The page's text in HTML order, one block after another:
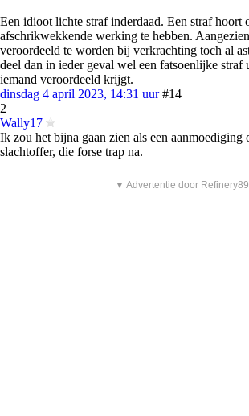
Een idioot lichte straf inderdaad. Een straf hoort
afschrikwekkende werking te hebben.
veroordeeld te worden bij verkrachting toch al
deel dan in ieder geval wel een fatsoenlijke straf
iemand veroordeeld krijgt.
dinsdag 4 april 2023, 14:31 uur #14
2
Wally17
Ik zou het bijna gaan zien als een
slachtoffer, die forse trap na.
▼ Advertentie door Refinery89